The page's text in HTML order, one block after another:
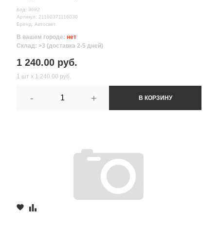
Код: 3692
Артикул: 21100371116030
Бренд: Автосвет
В вашем городе: нет
Склад: >3 (доставка 2-5 дней)
1 240.00 руб.
1 шт х 1 240.00 руб.
- + В КОРЗИНУ